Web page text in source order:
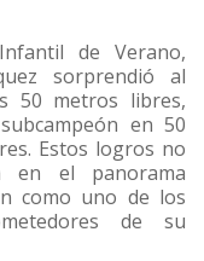
de Verano,
sorprendió al
50 metros libres,
en 50
Estos logros no
en el panorama
como uno de los
de su